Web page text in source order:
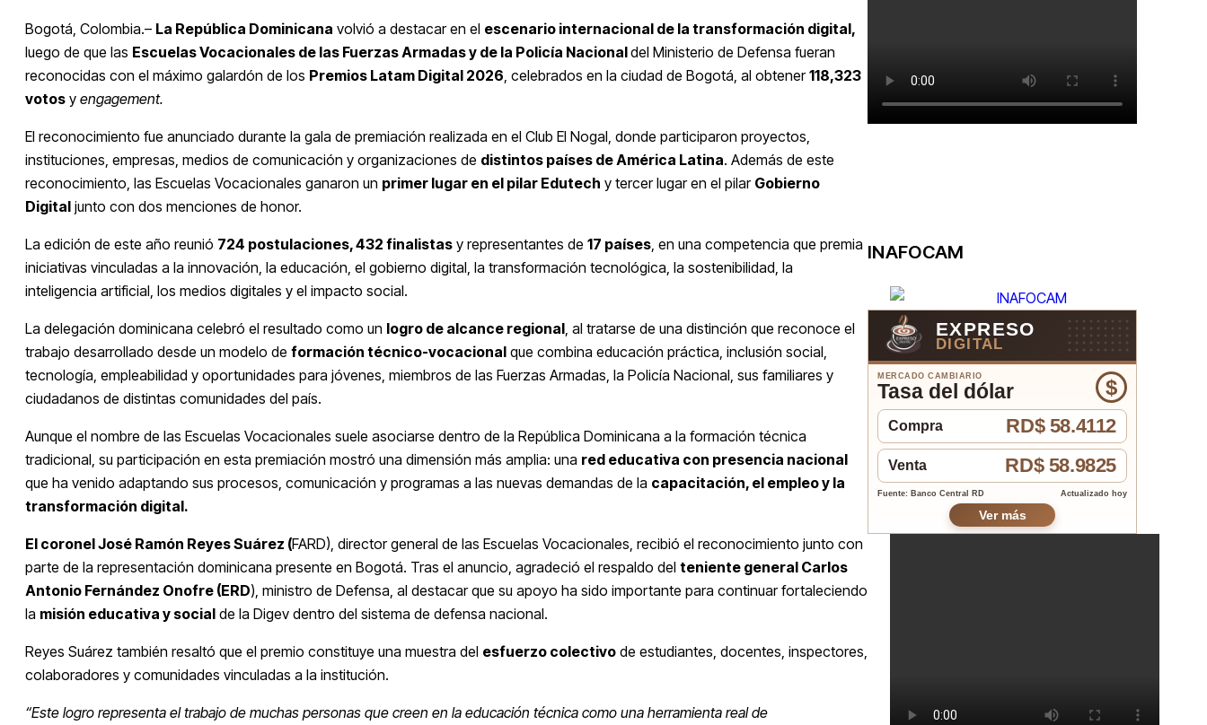
Bogotá, Colombia.– La República Dominicana volvió a destacar en el escenario internacional de la transformación digital,
luego de que las Escuelas Vocacionales de las Fuerzas Armadas y de la Policía Nacionaldel Ministerio de Defensa fueran
reconocidas con el máximo galardón de los Premios Latam Digital 2026, celebrados en la ciudad de Bogotá, al obtener118,323
votos y engagement.
El reconocimiento fue anunciado durante la gala de premiación realizada en el Club El Nogal, donde participaron proyectos,
instituciones, empresas, medios de comunicación y organizaciones de distintos países de América Latina. Además de este
reconocimiento, las Escuelas Vocacionales ganaron un primer lugar en el pilar Edutech y tercer lugar en el pilar Gobierno
Digital junto con dos menciones de honor.
La edición de este año reunió 724 postulaciones, 432 finalistas y representantes de 17 países, en una competencia que premia
iniciativas vinculadas a la innovación, la educación, el gobierno digital, la transformación tecnológica, la sostenibilidad, la
inteligencia artificial, los medios digitales y el impacto social.
La delegación dominicana celebró el resultado como un logro de alcance regional, al tratarse de una distinción que reconoce el
trabajo desarrollado desde un modelo de formación técnico-vocacional que combina educación práctica, inclusión social,
tecnología, empleabilidad y oportunidades para jóvenes, miembros de las Fuerzas Armadas, la Policía Nacional, sus familiares y
ciudadanos de distintas comunidades del país.
Aunque el nombre de las Escuelas Vocacionales suele asociarse dentro de la República Dominicana a la formación técnica
tradicional, su participación en esta premiación mostró una dimensión más amplia: una red educativa con presencia nacional
que ha venido adaptando sus procesos, comunicación y programas a las nuevas demandas de la capacitación, el empleo y la
transformación digital.
El coronel José Ramón Reyes Suárez (FARD), director general de las Escuelas Vocacionales, recibió el reconocimiento junto con
parte de la representación dominicana presente en Bogotá. Tras el anuncio, agradeció el respaldo del teniente general Carlos
Antonio Fernández Onofre (ERD), ministro de Defensa, al destacar que su apoyo ha sido importante para continuar fortaleciendo
la misión educativa y social de la Digev dentro del sistema de defensa nacional.
Reyes Suárez también resaltó que el premio constituye una muestra del esfuerzo colectivo de estudiantes, docentes, inspectores,
colaboradores y comunidades vinculadas a la institución.
“Este logro representa el trabajo de muchas personas que creen en la educación técnica como una herramienta real de
INAFOCAM
EXPRESO
DIGITAL
MERCADO CAMBIARIO
Tasa del dólar $
Compra RD$ 58.4112
Venta RD$ 58.9825
Fuente: Banco Central RD Actualizado hoy
Ver más